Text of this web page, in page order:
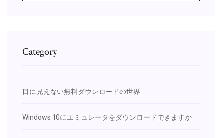
Category
目に見えない無料ダウンロードの世界
Windows 10にエミュレータをダウンロードできますか